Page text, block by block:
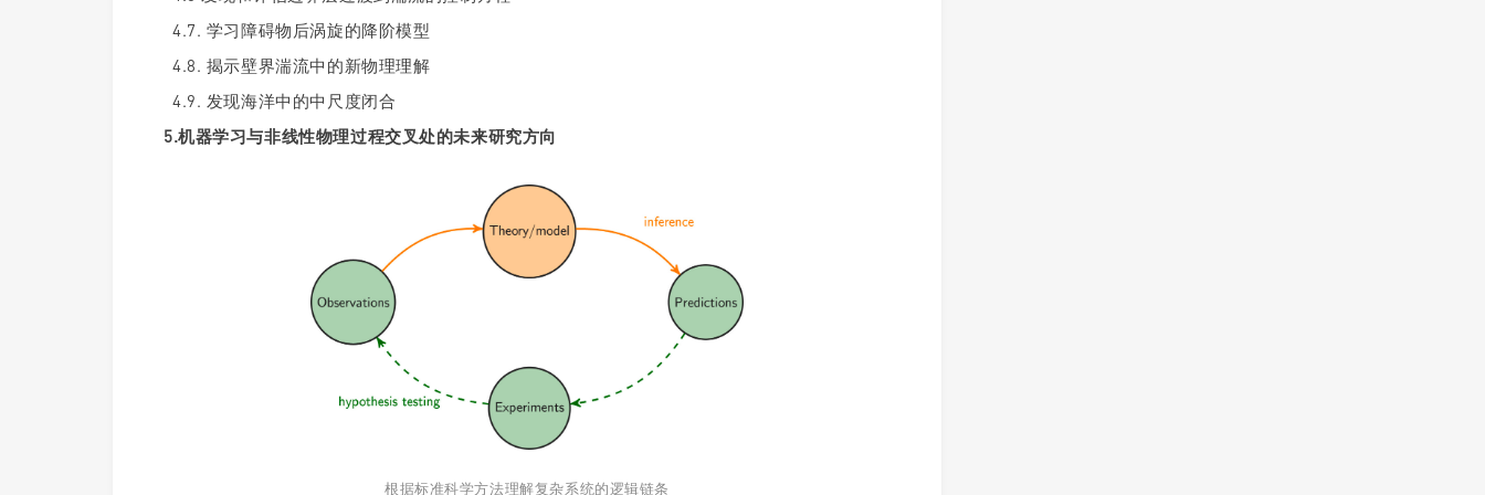
4.7. 学习障碍物后涡旋的降阶模型
4.8. 揭示壁界湍流中的新物理理解
4.9. 发现海洋中的中尺度闭合
5.机器学习与非线性物理过程交叉处的未来研究方向
根据标准科学方法理解复杂系统的逻辑链条